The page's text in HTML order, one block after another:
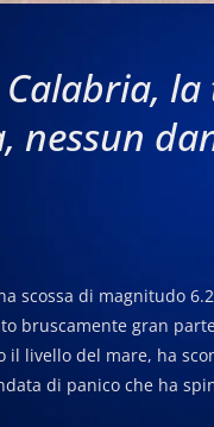
nessun
scossa di magnitudo
bruscamente gran
livello del mare, ha
di panico che ha